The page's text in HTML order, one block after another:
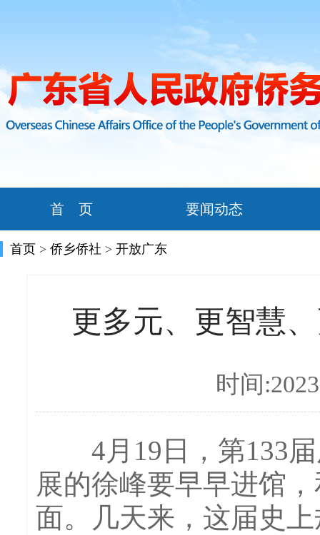
首 页 要闻动态
首页 > 侨乡侨社 > 开放广东
更多元、更智慧
时间
4月19日，第133届
展的徐峰要早早进馆
面。几天来，这届史